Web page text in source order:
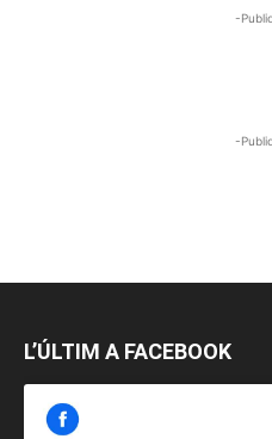
-
-
L’ÚLTIM A FACEBOOK